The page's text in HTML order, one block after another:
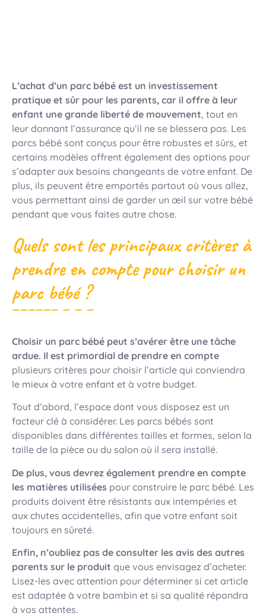
L’achat d’un parc bébé est un investissement
pratique et sûr pour les parents, car il offre à leur
enfant une grande liberté de mouvement, tout en
leur donnant l’assurance qu’il ne se blessera pas. Les
parcs bébé sont conçus pour être robustes et sûrs, et
certains modèles offrent également des options pour
s’adapter aux besoins changeants de votre enfant. De
plus, ils peuvent être emportés partout où vous allez,
vous permettant ainsi de garder un œil sur votre bébé
pendant que vous faites autre chose.
Quels sont les principaux critères à
prendre en compte pour choisir un
parc bébé ?
Choisir un parc bébé peut s’avérer être une tâche
ardue. Il est primordial de prendre en compte
plusieurs critères pour choisir l’article qui conviendra
le mieux à votre enfant et à votre budget.
Tout d’abord, l’espace dont vous disposez est un
facteur clé à considérer. Les parcs bébés sont
disponibles dans différentes tailles et formes, selon la
taille de la pièce ou du salon où il sera installé.
De plus, vous devrez également prendre en compte
les matières utilisées pour construire le parc bébé. Les
produits doivent être résistants aux intempéries et
aux chutes accidentelles, afin que votre enfant soit
toujours en sûreté.
Enfin, n’oubliez pas de consulter les avis des autres
parents sur le produit que vous envisagez d’acheter.
Lisez-les avec attention pour déterminer si cet article
est adaptée à votre bambin et si sa qualité répondra
à vos attentes.